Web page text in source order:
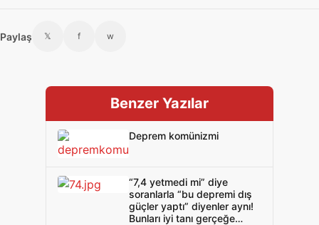
Paylaş 𝕏 f w
Benzer Yazılar
Deprem komünizmi
“7,4 yetmedi mi” diye
soranlarla “bu depremi dış
güçler yaptı” diyenler aynı!
Bunları iyi tanı gerçeğe